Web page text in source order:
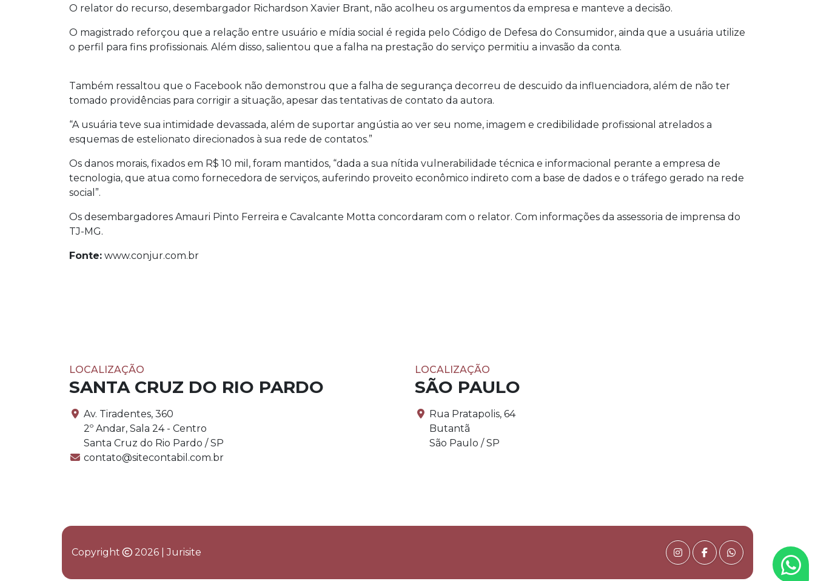
O relator do recurso, desembargador Richardson Xavier Brant, não acolheu os argumentos da empresa e manteve a decisão.
O magistrado reforçou que a relação entre usuário e mídia social é regida pelo Código de Defesa do Consumidor, ainda que a usuária utilize
o perfil para fins profissionais. Além disso, salientou que a falha na prestação do serviço permitiu a invasão da conta.
Também ressaltou que o Facebook não demonstrou que a falha de segurança decorreu de descuido da influenciadora, além de não ter
tomado providências para corrigir a situação, apesar das tentativas de contato da autora.
“A usuária teve sua intimidade devassada, além de suportar angústia ao ver seu nome, imagem e credibilidade profissional atrelados a
esquemas de estelionato direcionados à sua rede de contatos.”
Os danos morais, fixados em R$ 10 mil, foram mantidos, “dada a sua nítida vulnerabilidade técnica e informacional perante a empresa de
tecnologia, que atua como fornecedora de serviços, auferindo proveito econômico indireto com a base de dados e o tráfego gerado na rede
social”.
Os desembargadores Amauri Pinto Ferreira e Cavalcante Motta concordaram com o relator. Com informações da assessoria de imprensa do
TJ-MG.
Fonte: www.conjur.com.br
LOCALIZAÇÃO
SANTA CRUZ DO RIO PARDO
Av. Tiradentes, 360
2º Andar, Sala 24 - Centro
Santa Cruz do Rio Pardo / SP
contato@sitecontabil.com.br
LOCALIZAÇÃO
SÃO PAULO
Rua Pratapolis, 64
Butantã
São Paulo / SP
Copyright 2026 | Jurisite